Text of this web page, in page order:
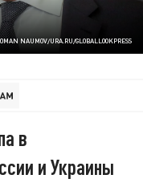
NAUMOV/URA.RU/GLOBALLOOKPRESS
в
и Украины